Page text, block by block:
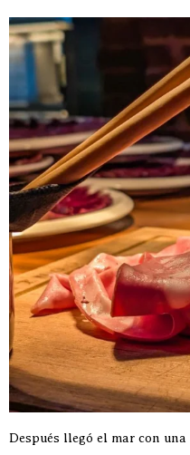
Después llegó el mar con una